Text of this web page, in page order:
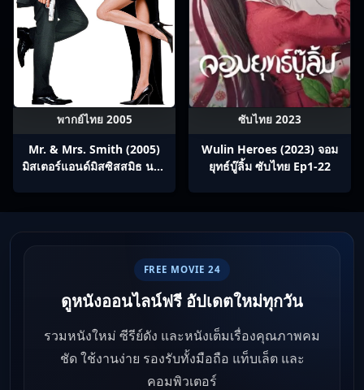
พากย์ไทย 2005
Mr. & Mrs. Smith (2005)
มิสเตอร์แอนด์มิสซิสสมิธ นาย
ซับไทย 2023
Wulin Heroes (2023) จอม
ยุทธ์บู๊ลิ้ม ซับไทย Ep1-22
FREE MOVIE 24
ดูหนังออนไลน์ฟรี อัปเดตใหม่ทุกวัน
รวมหนังใหม่ ซีรีย์ดัง และหนังเต็มเรื่องคุณภาพคม
ชัด ใช้งานง่าย รองรับทั้งมือถือ แท็บเล็ต และ
คอมพิวเตอร์